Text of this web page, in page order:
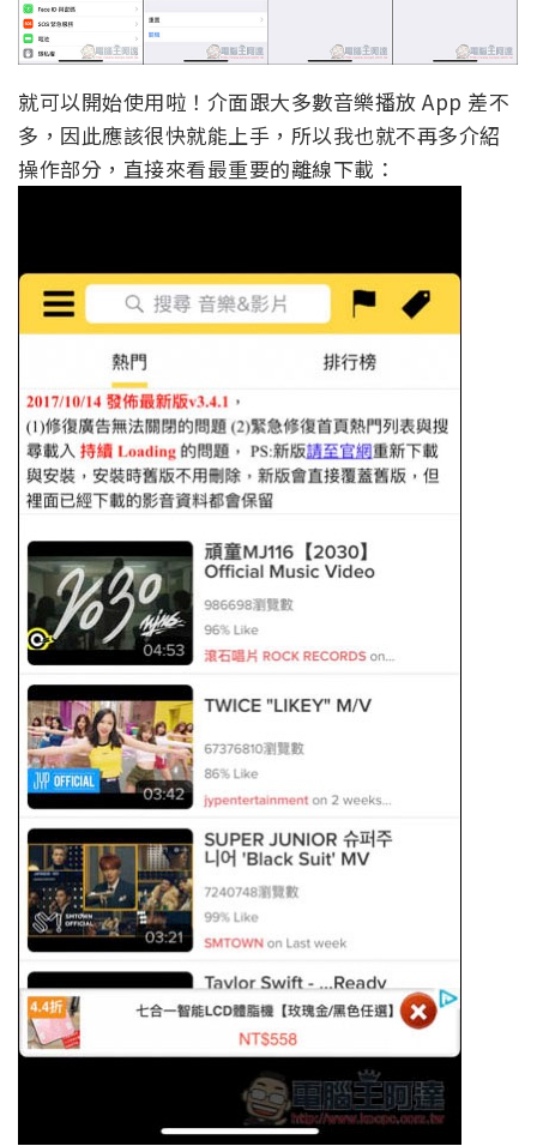
就可以開始使用啦！介面跟大多數音樂播放 App 差不
多，因此應該很快就能上手，所以我也就不再多介紹
操作部分，直接來看最重要的離線下載：